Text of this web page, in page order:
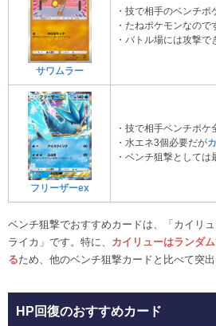
サワムラー
・技で相手のベンチ
・たねポケモンなので
・バトル場には攻撃で
フリーザーex
・技で相手ベンチポケ
・水エネ3個必要だが
・ベンチ狙撃としては
ベンチ狙撃でおすすめカードは、「カイリ
ライカ」です。特に、 カイリューはランダ
るため、他のベンチ狙撃カードと比べて突出
HP回復のおすすめカード